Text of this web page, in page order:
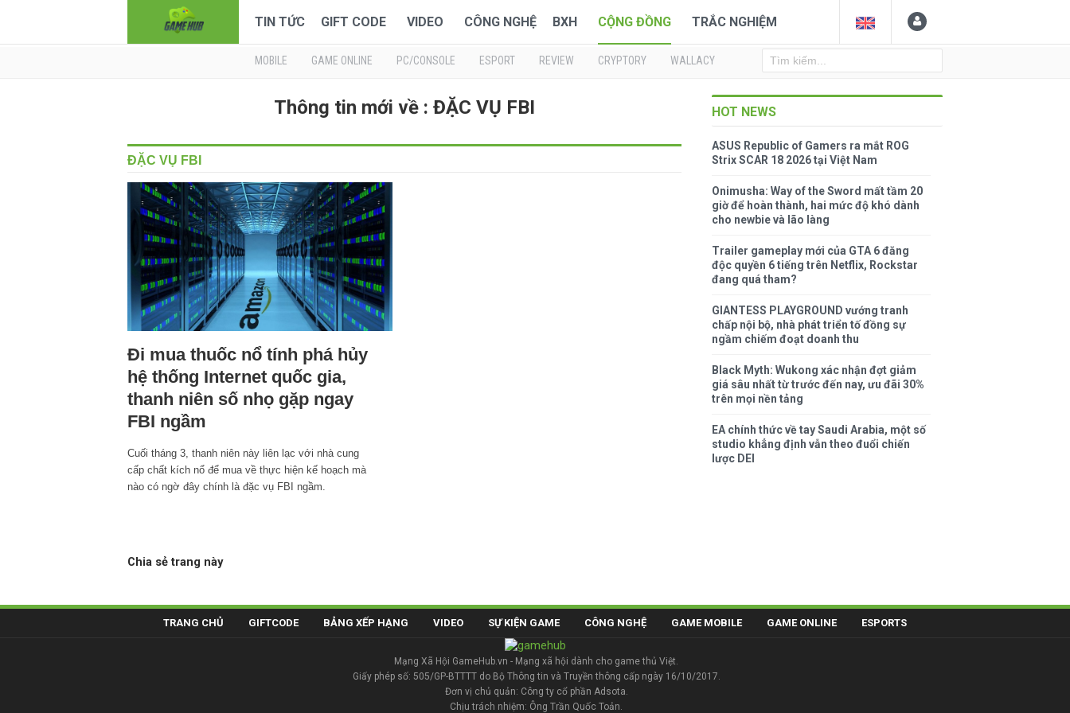
TIN TỨC GIFT CODE VIDEO CÔNG NGHỆ BXH CỘNG ĐỒNG TRẮC NGHIỆM
MOBILE GAME ONLINE PC/CONSOLE ESPORT REVIEW CRYPTORY WALLACY
Thông tin mới về : ĐẶC VỤ FBI
ĐẶC VỤ FBI
Đi mua thuốc nổ tính phá hủy
hệ thống Internet quốc gia,
thanh niên số nhọ gặp ngay
FBI ngầm
Cuối tháng 3, thanh niên này liên lạc với nhà cung
cấp chất kích nổ để mua về thực hiện kế hoạch mà
nào có ngờ đây chính là đặc vụ FBI ngầm.
Chia sẻ trang này
HOT NEWS
ASUS Republic of Gamers ra mắt ROG
Strix SCAR 18 2026 tại Việt Nam
Onimusha: Way of the Sword mất tầm 20
giờ để hoàn thành, hai mức độ khó dành
cho newbie và lão làng
Trailer gameplay mới của GTA 6 đăng
độc quyền 6 tiếng trên Netflix, Rockstar
đang quá tham?
GIANTESS PLAYGROUND vướng tranh
chấp nội bộ, nhà phát triển tố đồng sự
ngầm chiếm đoạt doanh thu
Black Myth: Wukong xác nhận đợt giảm
giá sâu nhất từ trước đến nay, ưu đãi 30%
trên mọi nền tảng
EA chính thức về tay Saudi Arabia, một số
studio khẳng định vẫn theo đuổi chiến
lược DEI
TRANG CHỦ GIFTCODE BẢNG XẾP HẠNG VIDEO SỰ KIỆN GAME CÔNG NGHỆ GAME MOBILE GAME ONLINE ESPORTS
Mạng Xã Hội GameHub.vn - Mạng xã hội dành cho game thủ Việt.
Giấy phép số: 505/GP-BTTTT do Bộ Thông tin và Truyền thông cấp ngày 16/10/2017.
Đơn vị chủ quản: Công ty cổ phần Adsota.
Chịu trách nhiệm: Ông Trần Quốc Toản.